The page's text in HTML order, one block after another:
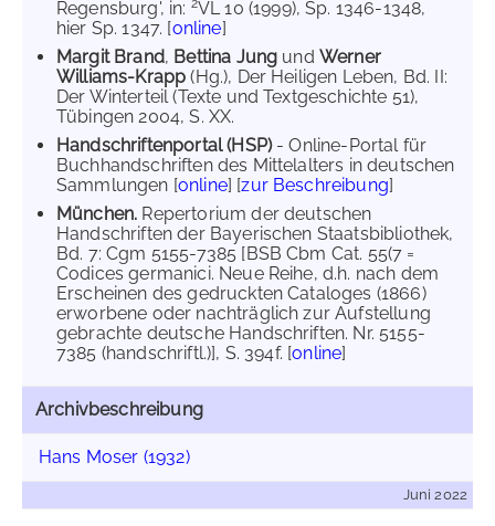
Regensburg', in: 2VL 10 (1999), Sp. 1346-1348,
hier Sp. 1347. [online]
Margit Brand, Bettina Jung und Werner
Williams-Krapp(Hg.), Der Heiligen Leben, Bd. II:
Der Winterteil (Texte und Textgeschichte 51),
Tübingen 2004, S. XX.
Handschriftenportal (HSP)- Online-Portal für
Buchhandschriften des Mittelalters in deutschen
Sammlungen [online] [zur Beschreibung]
München. Repertorium der deutschen
Handschriften der Bayerischen Staatsbibliothek,
Bd. 7: Cgm 5155-7385 [BSB Cbm Cat. 55(7 =
Codices germanici. Neue Reihe, d.h. nach dem
Erscheinen des gedruckten Cataloges (1866)
erworbene oder nachträglich zur Aufstellung
gebrachte deutsche Handschriften. Nr. 5155-
7385 (handschriftl.)], S. 394f. [online]
Archivbeschreibung
Hans Moser (1932)
Juni 2022